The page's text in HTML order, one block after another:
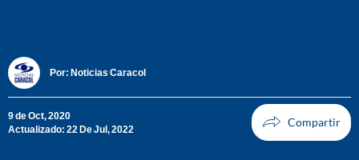
Por: Noticias Caracol
9 de Oct, 2020
Actualizado: 22 De Jul, 2022